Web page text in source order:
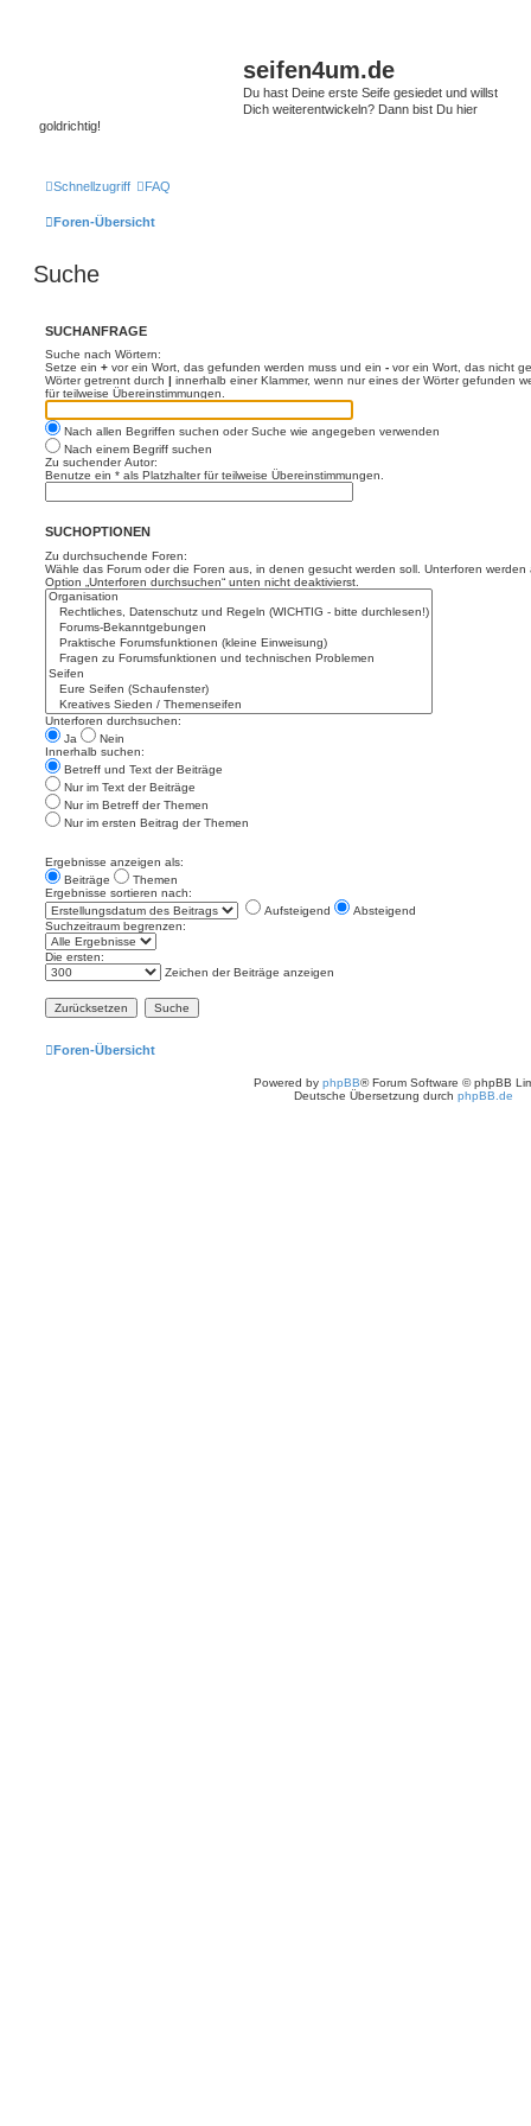
seifen4um.de
Du hast Deine erste Seife gesiedet und willst
Dich weiterentwickeln? Dann bist Du hier
goldrichtig!
Schnellzugriff FAQ
Foren-Übersicht
Suche
SUCHANFRAGE
Suche nach Wörtern:
Setze ein + vor ein Wort, das gefunden werden muss und ein - vor ein Wort, das nicht
Wörter getrennt durch | innerhalb einer Klammer, wenn nur eines der Wörter gefunden
für teilweise Übereinstimmungen.
Nach allen Begriffen suchen oder Suche wie angegeben verwenden
Nach einem Begriff suchen
Zu suchender Autor:
Benutze ein * als Platzhalter für teilweise Übereinstimmungen.
SUCHOPTIONEN
Zu durchsuchende Foren:
Wähle das Forum oder die Foren aus, in denen gesucht werden soll. Unterforen
Option „Unterforen durchsuchen“ unten nicht deaktivierst.
Unterforen durchsuchen:
Ja
Nein
Innerhalb suchen:
Betreff und Text der Beiträge
Nur im Text der Beiträge
Nur im Betreff der Themen
Nur im ersten Beitrag der Themen
Ergebnisse anzeigen als:
Beiträge
Themen
Ergebnisse sortieren nach:
Aufsteigend
Absteigend
Suchzeitraum begrenzen:
Die ersten:
Zeichen der Beiträge anzeigen
Foren-Übersicht
Powered by phpBB® Forum Software © phpBB
Deutsche Übersetzung durch phpBB.de